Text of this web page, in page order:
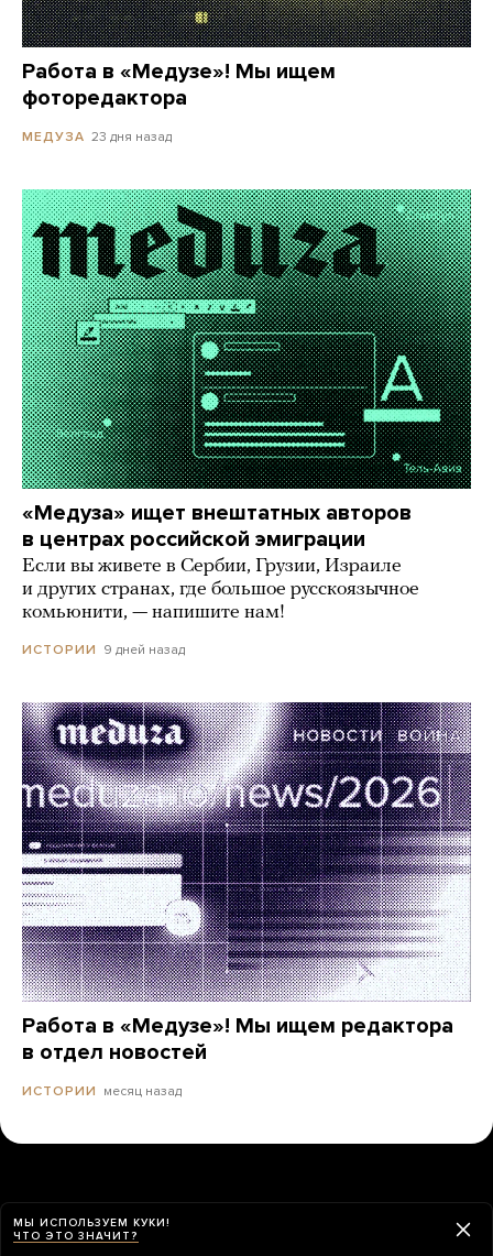
Работа в «Медузе»! Мы ищем
фоторедактора
МЕДУЗА 23 дня назад
«Медуза» ищет внештатных авторов
в центрах российской эмиграции
Если вы живете в Сербии, Грузии, Израиле
и других странах, где большое русскоязычное
комьюнити, — напишите нам!
ИСТОРИИ 9 дней назад
Работа в «Медузе»! Мы ищем редактора
в отдел новостей
ИСТОРИИ месяц назад
МЫ ИСПОЛЬЗУЕМ КУКИ!
ЧТО ЭТО ЗНАЧИТ?